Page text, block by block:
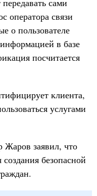
сами
оператора связи
о пользователе
в базе
посчитается
клиента,
услугами
Жаров заявил, что
безопасной